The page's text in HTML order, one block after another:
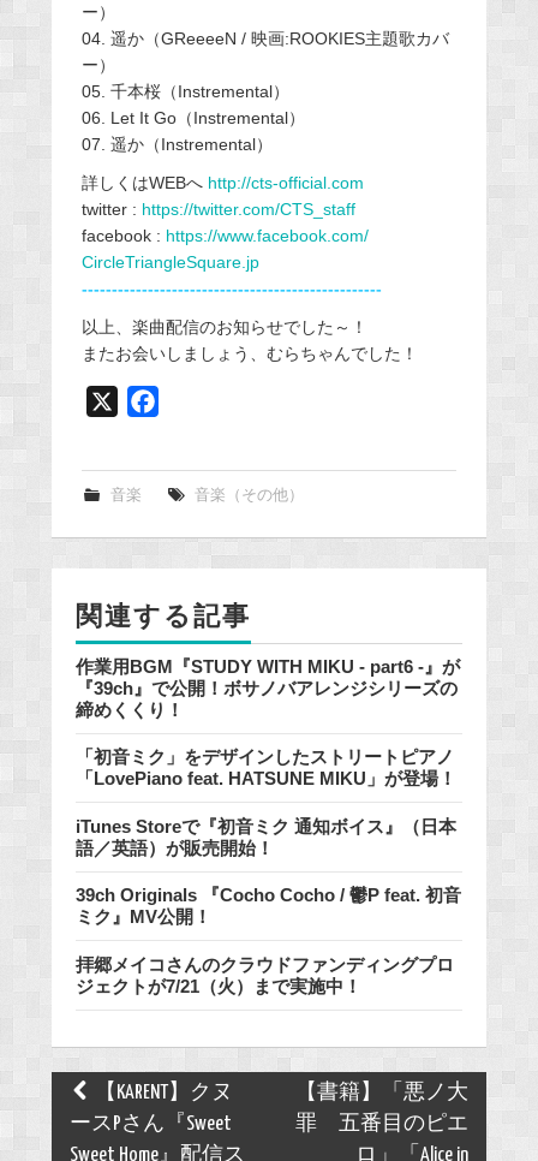
ー）
04. 遥か（GReeeeN / 映画:ROOKIES主題歌カバ
ー）
05. 千本桜（Instremental）
06. Let It Go（Instremental）
07. 遥か（Instremental）
詳しくはWEBへ http://cts-official.com
twitter : https://twitter.com/CTS_staff
facebook : https://www.facebook.com/
CircleTriangleSquare.jp
--------------------------------------------------
以上、楽曲配信のお知らせでした～！
またお会いしましょう、むらちゃんでした！
e
k
音楽 音楽（その他）
関連する記事
作業用BGM『STUDY WITH MIKU - part6 -』が
『39ch』で公開！ボサノバアレンジシリーズの
締めくくり！
「初音ミク」をデザインしたストリートピアノ
「LovePiano feat. HATSUNE MIKU」が登場！
iTunes Storeで『初音ミク 通知ボイス』（日本
語／英語）が販売開始！
39ch Originals 『Cocho Cocho / 鬱P feat. 初音
ミク』MV公開！
拝郷メイコさんのクラウドファンディングプロ
ジェクトが7/21（火）まで実施中！
Post
navigation
【KARENT】クヌ
ースPさん『Sweet
Sweet Home』配信ス
【書籍】「悪ノ大
罪 五番目のピエ
ロ」「Alice in